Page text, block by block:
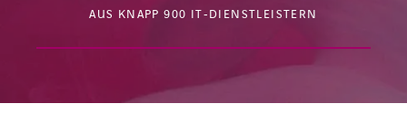
AUS KNAPP 900 IT‑DIENSTLEISTERN